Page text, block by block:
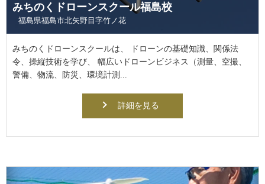
みちのくドローンスクール福島校
福島県福島市北矢野目字竹ノ花
みちのくドローンスクールは、 ドローンの基礎知識、関係法
令、操縦技術を学び、 幅広いドローンビジネス（測量、空撮、
警備、物流、防災、環境計測...
詳細を見る